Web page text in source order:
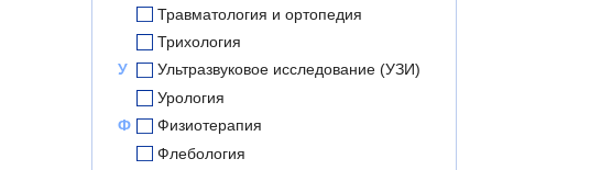
Травматология и ортопедия
Трихология
У
Ультразвуковое исследование (УЗИ)
Урология
Ф
Физиотерапия
Флебология